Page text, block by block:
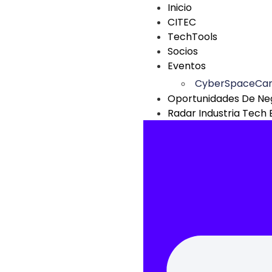
Inicio
CITEC
TechTools
Socios
Eventos
Oportunidades De
Radar Industria Tech